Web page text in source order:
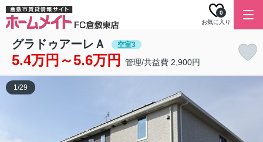
お気に入り
0
グラドゥアーレＡ 空室3
5.4万円～5.6万円 管理/共益費 2,900円
1/29